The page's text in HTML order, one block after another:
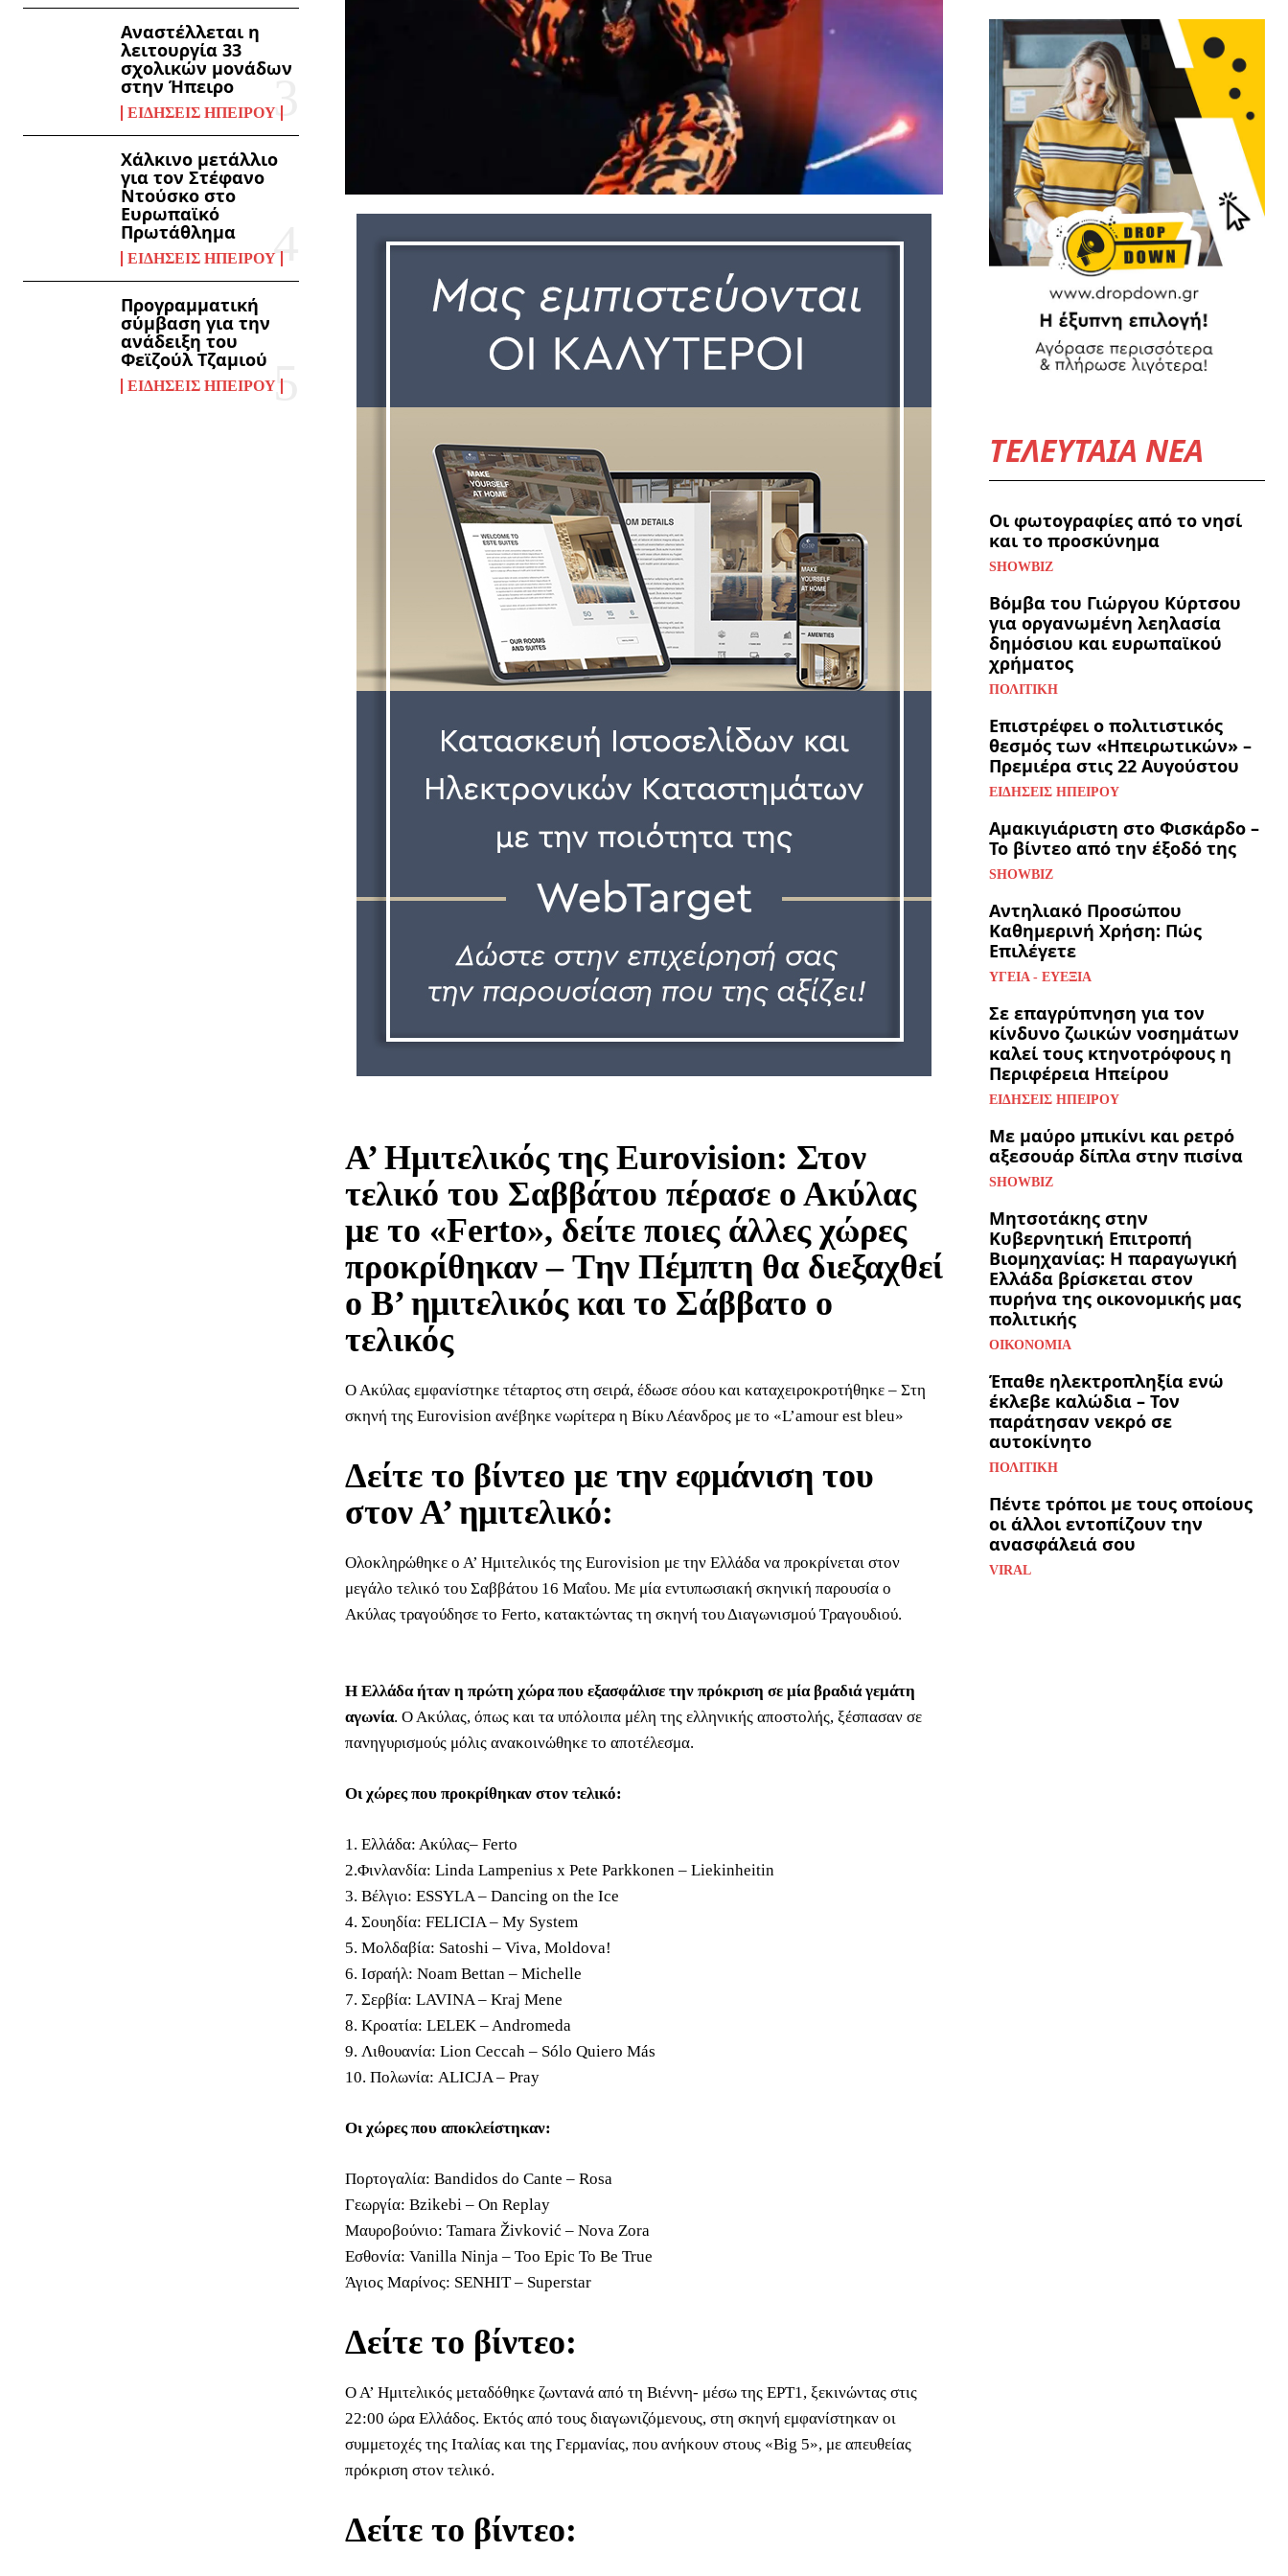
Αναστέλλεται η
λειτουργία 33
σχολικών μονάδων
στην Ήπειρο
ΕΙΔΉΣΕΙΣ ΗΠΕΊΡΟΥ
Χάλκινο μετάλλιο
για τον Στέφανο
Ντούσκο στο
Ευρωπαϊκό
Πρωτάθλημα
ΕΙΔΉΣΕΙΣ ΗΠΕΊΡΟΥ
Προγραμματική
σύμβαση για την
ανάδειξη του
Φεϊζούλ Τζαμιού
ΕΙΔΉΣΕΙΣ ΗΠΕΊΡΟΥ
Α’ Ημιτελικός της Eurovision: Στον
τελικό του Σαββάτου πέρασε ο Ακύλας
με το «Ferto», δείτε ποιες άλλες χώρες
προκρίθηκαν – Tην Πέμπτη θα διεξαχθεί
ο Β’ ημιτελικός και το Σάββατο ο
τελικός
Ο Ακύλας εμφανίστηκε τέταρτος στη σειρά, έδωσε σόου και καταχειροκροτήθηκε – Στη
σκηνή της Eurovision ανέβηκε νωρίτερα η Βίκυ Λέανδρος με το «L’amour est bleu»
Δείτε το βίντεο με την εφμάνιση του
στον Α’ ημιτελικό:
Ολοκληρώθηκε ο Α’ Ημιτελικός της Eurovision με την Ελλάδα να προκρίνεται στον
μεγάλο τελικό του Σαββάτου 16 Μαΐου. Με μία εντυπωσιακή σκηνική παρουσία ο
Ακύλας τραγούδησε το Ferto, κατακτώντας τη σκηνή του Διαγωνισμού Τραγουδιού.
Η Ελλάδα ήταν η πρώτη χώρα που εξασφάλισε την πρόκριση σε μία βραδιά γεμάτη
αγωνία. Ο Ακύλας, όπως και τα υπόλοιπα μέλη της ελληνικής αποστολής, ξέσπασαν σε
πανηγυρισμούς μόλις ανακοινώθηκε το αποτέλεσμα.
Οι χώρες που προκρίθηκαν στον τελικό:
1. Ελλάδα: Ακύλας– Ferto
2.Φινλανδία: Linda Lampenius x Pete Parkkonen – Liekinheitin
3. Βέλγιο: ESSYLA – Dancing on the Ice
4. Σουηδία: FELICIA – My System
5. Μολδαβία: Satoshi – Viva, Moldova!
6. Ισραήλ: Noam Bettan – Michelle
7. Σερβία: LAVINA – Kraj Mene
8. Κροατία: LELEK – Andromeda
9. Λιθουανία: Lion Ceccah – Sólo Quiero Más
10. Πολωνία: ALICJA – Pray
Οι χώρες που αποκλείστηκαν:
Πορτογαλία: Bandidos do Cante – Rosa
Γεωργία: Bzikebi – On Replay
Μαυροβούνιο: Tamara Živković – Nova Zora
Εσθονία: Vanilla Ninja – Too Epic To Be True
Άγιος Μαρίνος: SENHIT – Superstar
Δείτε το βίντεο:
Ο Α’ Ημιτελικός μεταδόθηκε ζωντανά από τη Βιέννη- μέσω της ΕΡΤ1, ξεκινώντας στις
22:00 ώρα Ελλάδος. Εκτός από τους διαγωνιζόμενους, στη σκηνή εμφανίστηκαν οι
συμμετοχές της Ιταλίας και της Γερμανίας, που ανήκουν στους «Big 5», με απευθείας
πρόκριση στον τελικό.
Δείτε το βίντεο:
ΤΕΛΕΥΤΑΙΑ ΝΕΑ
Οι φωτογραφίες από το νησί
και το προσκύνημα
SHOWBIZ
Βόμβα του Γιώργου Κύρτσου
για οργανωμένη λεηλασία
δημόσιου και ευρωπαϊκού
χρήματος
ΠΟΛΙΤΙΚΉ
Επιστρέφει ο πολιτιστικός
θεσμός των «Ηπειρωτικών» –
Πρεμιέρα στις 22 Αυγούστου
ΕΙΔΉΣΕΙΣ ΗΠΕΊΡΟΥ
Αμακιγιάριστη στο Φισκάρδο –
Το βίντεο από την έξοδό της
SHOWBIZ
Αντηλιακό Προσώπου
Καθημερινή Χρήση: Πώς
Επιλέγετε
ΥΓΕΊΑ - ΕΥΕΞΊΑ
Σε επαγρύπνηση για τον
κίνδυνο ζωικών νοσημάτων
καλεί τους κτηνοτρόφους η
Περιφέρεια Ηπείρου
ΕΙΔΉΣΕΙΣ ΗΠΕΊΡΟΥ
Με μαύρο μπικίνι και ρετρό
αξεσουάρ δίπλα στην πισίνα
SHOWBIZ
Μητσοτάκης στην
Κυβερνητική Επιτροπή
Βιομηχανίας: Η παραγωγική
Ελλάδα βρίσκεται στον
πυρήνα της οικονομικής μας
πολιτικής
ΟΙΚΟΝΟΜΊΑ
Έπαθε ηλεκτροπληξία ενώ
έκλεβε καλώδια – Τον
παράτησαν νεκρό σε
αυτοκίνητο
ΠΟΛΙΤΙΚΉ
Πέντε τρόποι με τους οποίους
οι άλλοι εντοπίζουν την
ανασφάλειά σου
VIRAL